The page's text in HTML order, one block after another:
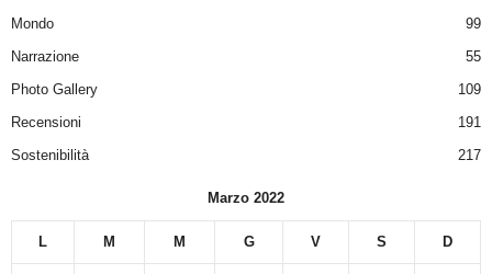
Mondo
99
Narrazione
55
Photo Gallery
109
Recensioni
191
Sostenibilità
217
Marzo 2022
L M M G V S D